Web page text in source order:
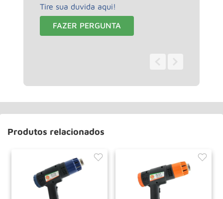
Tire sua duvida aqui!
FAZER PERGUNTA
Produtos relacionados